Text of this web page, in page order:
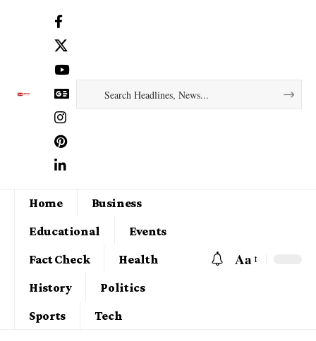
Home
Business
Educational
Events
Fact Check
Health
History
Politics
Sports
Tech
Aa